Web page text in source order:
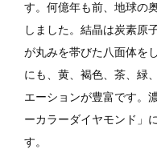
す。何億年も前、地球の
しました。結晶は炭素原
が丸みを帯びた八面体を
にも、黄、褐色、茶、緑
エーションが豊富です。
ーカラーダイヤモンド」
す。